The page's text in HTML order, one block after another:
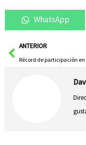
WhatsApp
AntANTERIOR
Récord de participación